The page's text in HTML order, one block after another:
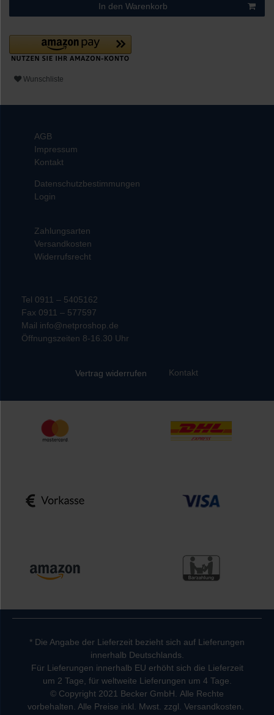
In den Warenkorb
Wunschliste
AGB
Impressum
Kontakt
Datenschutzbestimmungen
Login
Zahlungsarten
Versandkosten
Widerrufsrecht
Tel 0911 – 5405162
Fax 0911 – 577597
Mail info@netproshop.de
Öffnungszeiten 8-16.30 Uhr
Vertrag widerrufen Kontakt
* Die Angabe der Lieferzeit bezieht sich auf Lieferungen
innerhalb Deutschlands.
Für Lieferungen innerhalb EU erhöht sich die Lieferzeit
um 2 Tage, für weltweite Lieferungen um 4 Tage.
© Copyright 2021 Becker GmbH. Alle Rechte
vorbehalten. Alle Preise inkl. Mwst. zzgl. Versandkosten.